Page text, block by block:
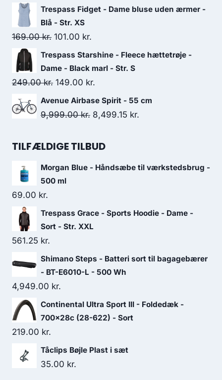
price
was:
499.00 kr..
price
Trespass Fidget - Dame bluse uden ærmer -
Blå - Str. XS
169.00kr. Original
price
was:
169.00 kr..
101.00 kr.
price
is:
101.00 kr..
Trespass Starshine - Fleece hættetrøje -
Dame - Black marl - Str. S
249.00kr. Original
price
was:
149.00 kr.
price
is:
Avenue Airbase Spirit - 55 cm
9,999.00kr. Original
was:
8,499.15 kr.
TILFÆLDIGE TILBUD
Morgan Blue - Håndsæbe til værkstedsbrug -
500 ml
69.00 kr.
Trespass Grace - Sports Hoodie - Dame -
Sort - Str. XXL
561.25 kr.
Shimano Steps - Batteri sort til bagagebærer
- BT-E6010-L - 500 Wh
4,949.00 kr.
Continental Ultra Sport III - Foldedæk -
700x28c (28-622) - Sort
219.00 kr.
Tåclips Bøjle Plast i sæt
35.00 kr.